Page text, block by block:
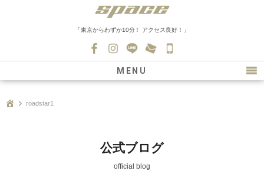
「東京からわずか10分！ アクセス良好！」
0139
MENU
新車情報
在庫車情報
roadstar1
公式ブログ
official blog